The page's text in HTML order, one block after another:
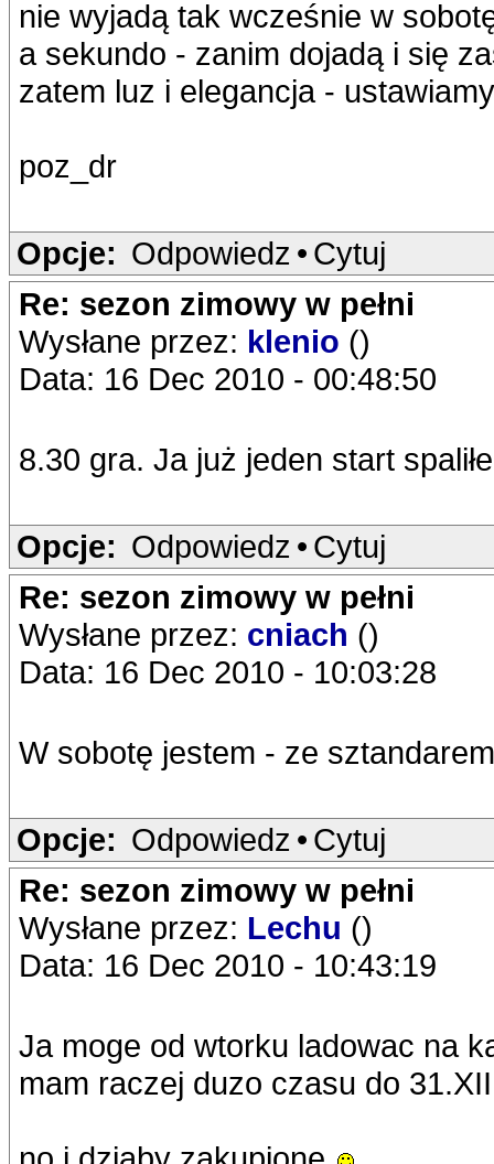
nie wyjadą tak wcześnie w
a sekundo - zanim dojadą i się
zatem luz i elegancja -
poz_dr
Opcje: Odpowiedz • Cytuj
Re: sezon zimowy w pełni
Wysłane przez: klenio ()
Data: 16 Dec 2010 - 00:48:50
8.30 gra. Ja już jeden start
Opcje: Odpowiedz • Cytuj
Re: sezon zimowy w pełni
Wysłane przez: cniach ()
Data: 16 Dec 2010 - 10:03:28
W sobotę jestem - ze
Opcje: Odpowiedz • Cytuj
Re: sezon zimowy w pełni
Wysłane przez: Lechu ()
Data: 16 Dec 2010 - 10:43:19
Ja moge od wtorku ladowac na
mam raczej duzo czasu do 31.XII